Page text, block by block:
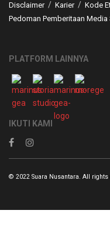
Disclaimer Karier Kode
Pedoman Pemberitaan Media
PLATFORM LAINNYA
IKUTI KAMI
© 2022 Suara Nusantara. All rights